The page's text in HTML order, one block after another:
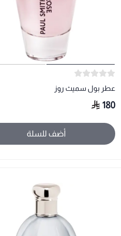
عطر بول سميث روز
180
أضف للسلة